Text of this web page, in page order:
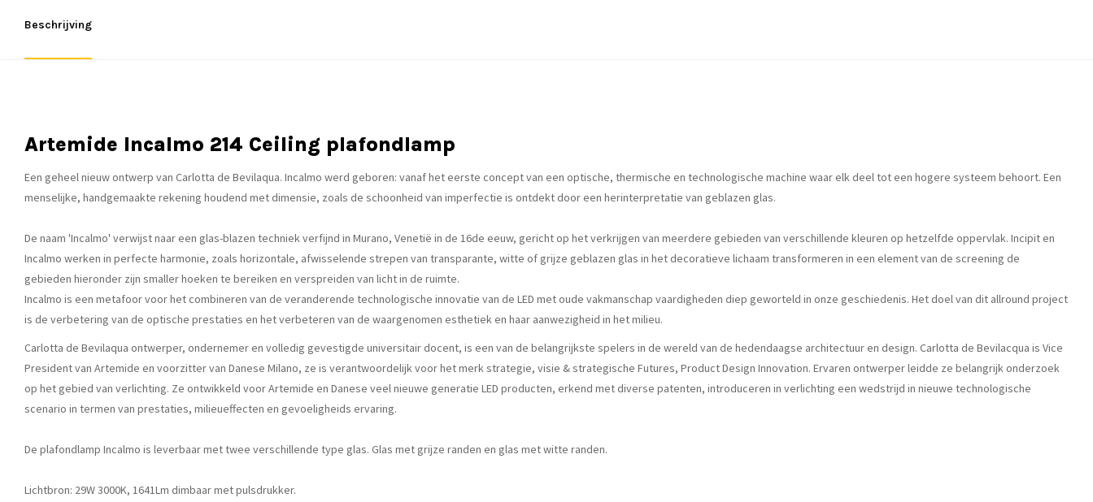
Beschrijving
Artemide Incalmo 214 Ceiling plafondlamp
Een geheel nieuw ontwerp van Carlotta de Bevilaqua. Incalmo werd geboren: vanaf het eerste concept van een optische, thermische en technologische machine waar elk deel tot een hogere systeem behoort. Een
menselijke, handgemaakte rekening houdend met dimensie, zoals de schoonheid van imperfectie is ontdekt door een herinterpretatie van geblazen glas.
De naam 'Incalmo' verwijst naar een glas-blazen techniek verfijnd in Murano, Venetië in de 16de eeuw, gericht op het verkrijgen van meerdere gebieden van verschillende kleuren op hetzelfde oppervlak. Incipit en
Incalmo werken in perfecte harmonie, zoals horizontale, afwisselende strepen van transparante, witte of grijze geblazen glas in het decoratieve lichaam transformeren in een element van de screening de
gebieden hieronder zijn smaller hoeken te bereiken en verspreiden van licht in de ruimte.
Incalmo is een metafoor voor het combineren van de veranderende technologische innovatie van de LED met oude vakmanschap vaardigheden diep geworteld in onze geschiedenis. Het doel van dit allround project
is de verbetering van de optische prestaties en het verbeteren van de waargenomen esthetiek en haar aanwezigheid in het milieu.
Carlotta de Bevilaqua ontwerper, ondernemer en volledig gevestigde universitair docent, is een van de belangrijkste spelers in de wereld van de hedendaagse architectuur en design. Carlotta de Bevilacqua is Vice
President van Artemide en voorzitter van Danese Milano, ze is verantwoordelijk voor het merk strategie, visie & strategische Futures, Product Design Innovation. Ervaren ontwerper leidde ze belangrijk onderzoek
op het gebied van verlichting. Ze ontwikkeld voor Artemide en Danese veel nieuwe generatie LED producten, erkend met diverse patenten, introduceren in verlichting een wedstrijd in nieuwe technologische
scenario in termen van prestaties, milieueffecten en gevoeligheids ervaring.
De plafondlamp Incalmo is leverbaar met twee verschillende type glas. Glas met grijze randen en glas met witte randen.
Lichtbron: 29W 3000K, 1641Lm dimbaar met pulsdrukker.